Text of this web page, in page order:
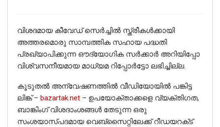
വിശദമായ കീവേഡ് സെർച്ചിൽ സ്ത്രീകൾക്കായി
അത്തരമൊരു സാമ്പത്തിക സഹായ പദ്ധതി
പ്രഖ്യാപിക്കുന്ന ഔദ്യോഗിക സർക്കാർ അറിയിപ്പോ
വിശ്വസനീയമായ മാധ്യമ റിപ്പോർട്ടോ ലഭിച്ചില്ല.
കൂടുതൽ അന്വേഷണത്തിൽ വീഡിയോയിൽ പങ്കിട്ട
ലിങ്ക് – bazartak.net – ഉപയോക്താക്കളെ വ്യക്തിഗത,
ബാങ്കിംഗ് വിശദാംശങ്ങൾ തേടുന്ന ഒരു
സംശയാസ്പദമായ വെബ്‌സൈറ്റിലേക്ക് റീഡയറക്‌ട്